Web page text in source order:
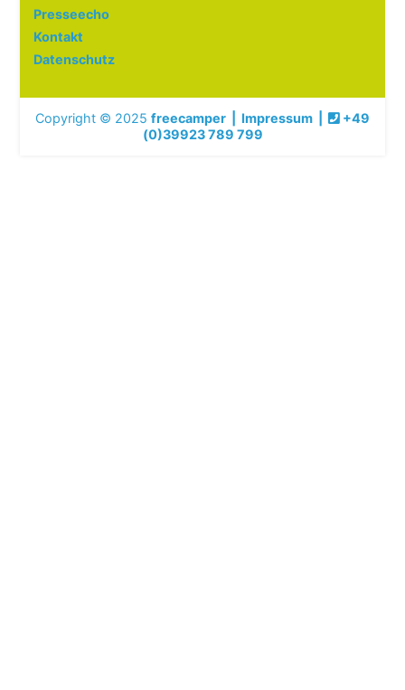
Presseecho
Kontakt
Datenschutz
Copyright © 2025 freecamper Impressum
+49
(0)39923 789 799